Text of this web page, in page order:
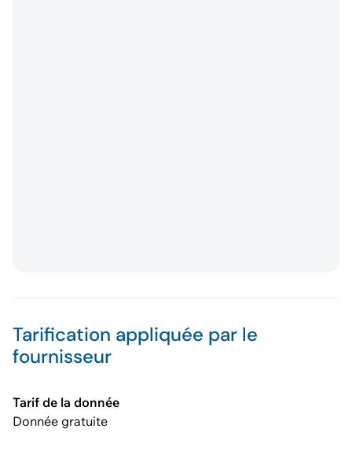
Tarification appliquée par le
fournisseur
Tarif de la donnée
Donnée gratuite